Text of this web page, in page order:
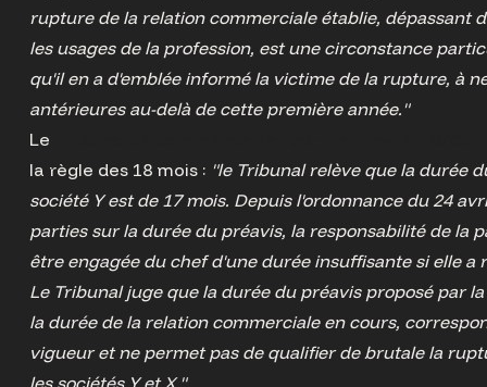
rupture de la relation commerciale établie, dépassant
les usages de la profession, est une circonstance
qu'il en a d'emblée informé la victime de la rupture, à
antérieures au-delà de cette première année."
Le
la règle des 18 mois : "le Tribunal relève que la durée
société Y est de 17 mois. Depuis l'ordonnance du 24
parties sur la durée du préavis, la responsabilité de la
être engagée du chef d'une durée insuffisante si elle a
Le Tribunal juge que la durée du préavis proposé par
la durée de la relation commerciale en cours,
vigueur et ne permet pas de qualifier de brutale la